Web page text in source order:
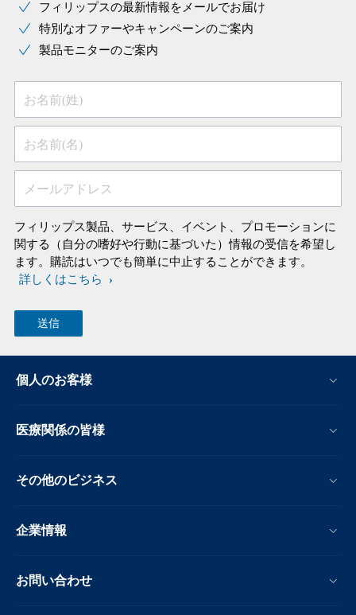
フィリップスの最新情報をメールでお届け
特別なオファーやキャンペーンのご案内
製品モニターのご案内
お名前(姓)
お名前(名)
メールアドレス
フィリップス製品、サービス、イベント、プロモーションに
関する（自分の嗜好や行動に基づいた）情報の受信を希望し
ます。購読はいつでも簡単に中止することができます。
詳しくはこちら
個人のお客様
医療関係の皆様
その他のビジネス
企業情報
お問い合わせ